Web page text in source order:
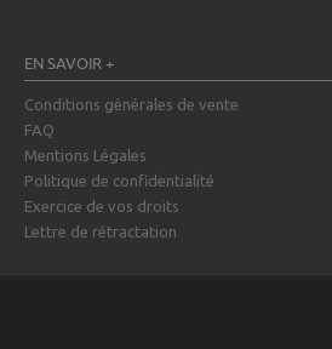
EN SAVOIR +
Conditions générales de vente
FAQ
Mentions Légales
Politique de confidentialité
Exercice de vos droits
Lettre de rétractation